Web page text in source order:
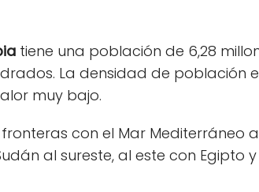
tiene una población de 6,28
La densidad de población
muy bajo.
con el Mar Mediterráneo
al sureste, al este con